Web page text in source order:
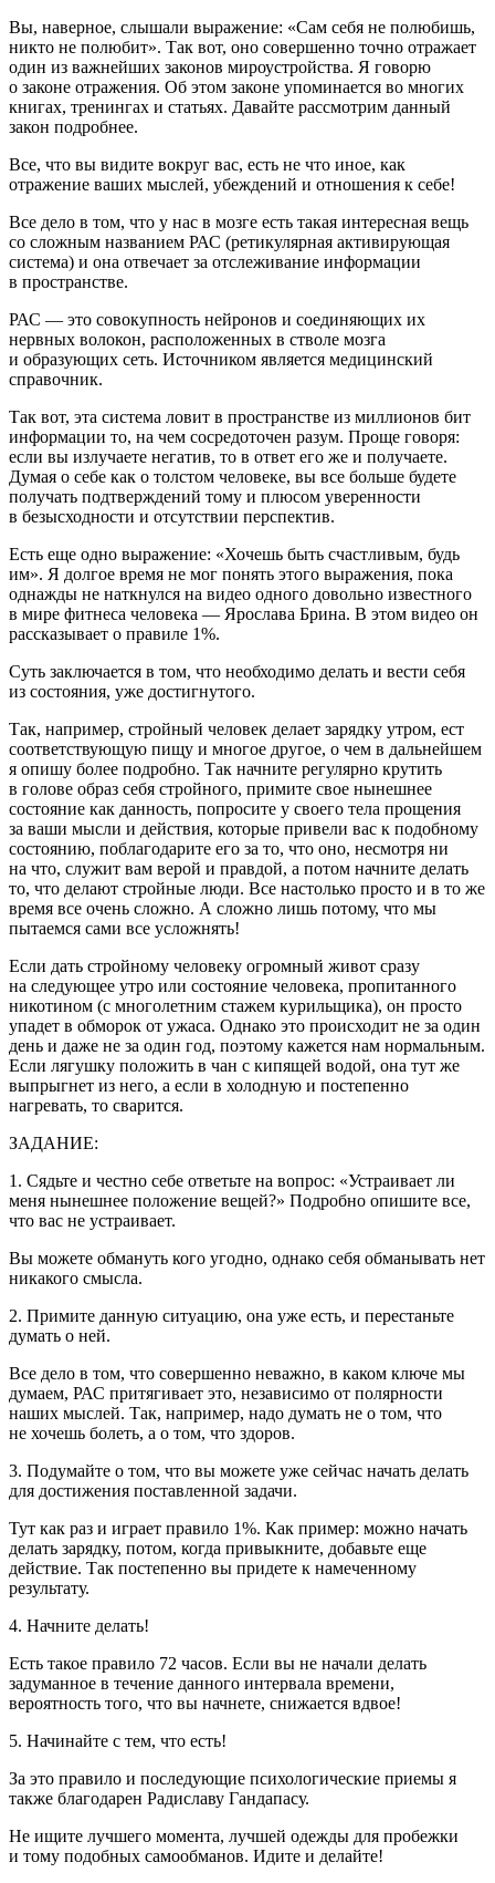
Вы, наверное, слышали выражение: «Сам себя не полюбишь,
никто не полюбит». Так вот, оно совершенно точно отражает
один из важнейших законов мироустройства. Я говорю
о законе отражения. Об этом законе упоминается во многих
книгах, тренингах и статьях. Давайте рассмотрим данный
закон подробнее.
Все, что вы видите вокруг вас, есть не что иное, как
отражение ваших мыслей, убеждений и отношения к себе!
Все дело в том, что у нас в мозге есть такая интересная вещь
со сложным названием РАС (ретикулярная активирующая
система) и она отвечает за отслеживание информации
в пространстве.
РАС — это совокупность нейронов и соединяющих их
нервных волокон, расположенных в стволе мозга
и образующих сеть. Источником является медицинский
справочник.
Так вот, эта система ловит в пространстве из миллионов бит
информации то, на чем сосредоточен разум. Проще говоря:
если вы излучаете негатив, то в ответ его же и получаете.
Думая о себе как о толстом человеке, вы все больше будете
получать подтверждений тому и плюсом уверенности
в безысходности и отсутствии перспектив.
Есть еще одно выражение: «Хочешь быть счастливым, будь
им». Я долгое время не мог понять этого выражения, пока
однажды не наткнулся на видео одного довольно известного
в мире фитнеса человека — Ярослава Брина. В этом видео он
рассказывает о правиле 1%.
Суть заключается в том, что необходимо делать и вести себя
из состояния, уже достигнутого.
Так, например, стройный человек делает зарядку утром, ест
соответствующую пищу и многое другое, о чем в дальнейшем
я опишу более подробно. Так начните регулярно крутить
в голове образ себя стройного, примите свое нынешнее
состояние как данность, попросите у своего тела прощения
за ваши мысли и действия, которые привели вас к подобному
состоянию, поблагодарите его за то, что оно, несмотря ни
на что, служит вам верой и правдой, а потом начните делать
то, что делают стройные люди. Все настолько просто и в то же
время все очень сложно. А сложно лишь потому, что мы
пытаемся сами все усложнять!
Если дать стройному человеку огромный живот сразу
на следующее утро или состояние человека, пропитанного
никотином (с многолетним стажем курильщика), он просто
упадет в обморок от ужаса. Однако это происходит не за один
день и даже не за один год, поэтому кажется нам нормальным.
Если лягушку положить в чан с кипящей водой, она тут же
выпрыгнет из него, а если в холодную и постепенно
нагревать, то сварится.
ЗАДАНИЕ:
1. Сядьте и честно себе ответьте на вопрос: «Устраивает ли
меня нынешнее положение вещей?» Подробно опишите все,
что вас не устраивает.
Вы можете обмануть кого угодно, однако себя обманывать нет
никакого смысла.
2. Примите данную ситуацию, она уже есть, и перестаньте
думать о ней.
Все дело в том, что совершенно неважно, в каком ключе мы
думаем, РАС притягивает это, независимо от полярности
наших мыслей. Так, например, надо думать не о том, что
не хочешь болеть, а о том, что здоров.
3. Подумайте о том, что вы можете уже сейчас начать делать
для достижения поставленной задачи.
Тут как раз и играет правило 1%. Как пример: можно начать
делать зарядку, потом, когда привыкните, добавьте еще
действие. Так постепенно вы придете к намеченному
результату.
4. Начните делать!
Есть такое правило 72 часов. Если вы не начали делать
задуманное в течение данного интервала времени,
вероятность того, что вы начнете, снижается вдвое!
5. Начинайте с тем, что есть!
За это правило и последующие психологические приемы я
также благодарен Радиславу Гандапасу.
Не ищите лучшего момента, лучшей одежды для пробежки
и тому подобных самообманов. Идите и делайте!